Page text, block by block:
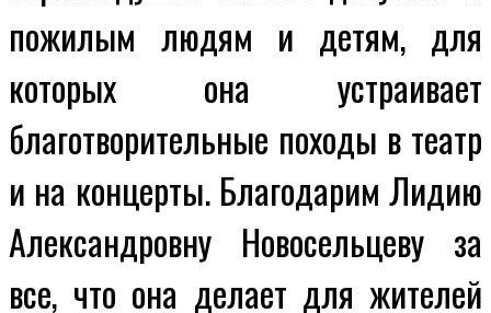
пожилым людям и детям, для
которых она устраивает
благотворительные походы в театр
и на концерты. Благодарим Лидию
Александровну Новосельцеву за
все, что она делает для жителей